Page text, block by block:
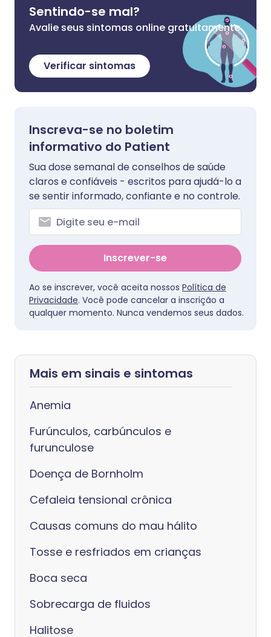
Sentindo-se mal?
Avalie seus sintomas online gratuitamente
Verificar sintomas
Inscreva-se no boletim
informativo do Patient
Sua dose semanal de conselhos de saúde
claros e confiáveis - escritos para ajudá-lo a
se sentir informado, confiante e no controle.
Inscrever-se
Ao se inscrever, você aceita nossos Política de
Privacidade. Você pode cancelar a inscrição a
qualquer momento. Nunca vendemos seus dados.
Mais em sinais e sintomas
Anemia
Furúnculos, carbúnculos e
furunculose
Doença de Bornholm
Cefaleia tensional crônica
Causas comuns do mau hálito
Tosse e resfriados em crianças
Boca seca
Sobrecarga de fluidos
Halitose